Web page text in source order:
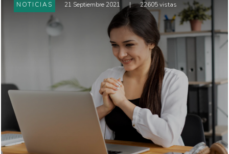
NOTICIAS 21 Septiembre 2021 | 22605 vistas